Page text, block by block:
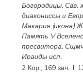
Богородицы. Свв.
диакониссы и
Макария(икона)
Память V
пресвитера.
Ираидыисп.
2 Кор., 169 зач., I,